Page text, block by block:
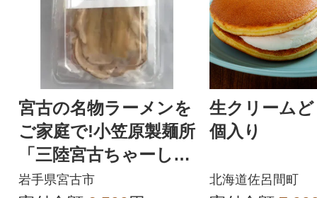
宮古の名物ラーメンを
ご家庭で!小笠原製麺所
「三陸宮古ちゃーしゅ
ー麺」1人前
岩手県宮古市
生クリーム
個入り
北海道佐呂間町